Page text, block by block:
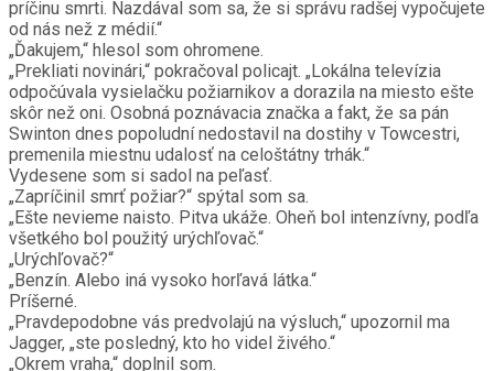
príčinu smrti. Nazdával som sa, že si správu radšej vypočujete
od nás než z médií.“
„Ďakujem,“ hlesol som ohromene.
„Prekliati novinári,“ pokračoval policajt. „Lokálna televízia
odpočúvala vysielačku požiarnikov a dorazila na miesto ešte
skôr než oni. Osobná poznávacia značka a fakt, že sa pán
Swinton dnes popoludní nedostavil na dostihy v Towcestri,
premenila miestnu udalosť na celoštátny trhák.“
Vydesene som si sadol na peľasť.
„Zapríčinil smrť požiar?“ spýtal som sa.
„Ešte nevieme naisto. Pitva ukáže. Oheň bol intenzívny, podľa
všetkého bol použitý urýchľovač.“
„Urýchľovač?“
„Benzín. Alebo iná vysoko horľavá látka.“
Príšerné.
„Pravdepodobne vás predvolajú na výsluch,“ upozornil ma
Jagger, „ste posledný, kto ho videl živého.“
„Okrem vraha,“ doplnil som.